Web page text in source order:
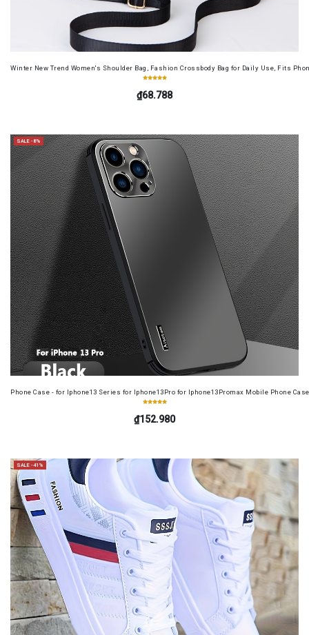
Winter New Trend Women's Shoulder Bag, Fashion Crossbody Bag for Daily Use, Fits
₫68.788
SALE -8%
Phone Case - for Iphone13 Series for Iphone13Pro for Iphone13Promax Mobile Phone
₫152.980
SALE -41%